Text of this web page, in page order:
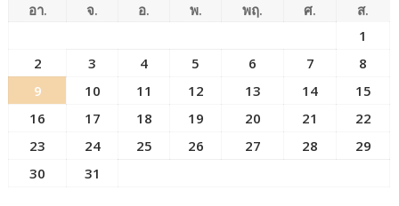
อา. จ. อ. พ. พฤ. ศ.
ส.
1
2
3 4 5 6 7
8
9
10 11 12 13 14
15
16
17 18 19 20 21
22
23
24 25 26 27 28
29
30
31